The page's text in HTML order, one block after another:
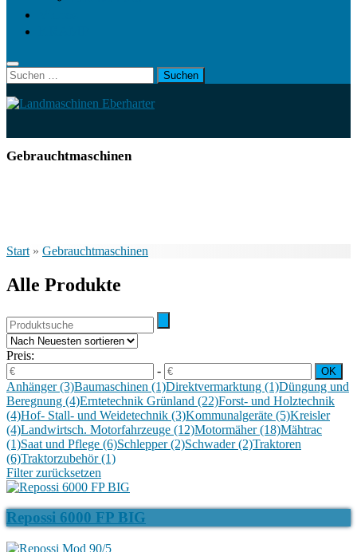
Suchen
nach:
Gebrauchtmaschinen
Start » Gebrauchtmaschinen
Alle Produkte
Preis:
-
Anhänger(3)Baumaschinen (1)Direktvermarktung (1)Düngung und
Beregnung (4)Erntetechnik Grünland (22)Forst- und Holztechnik
(4)Hof- Stall- und Weidetechnik (3)Kommunalgeräte (5)Kreisler
(4)Landwirtsch. Motorfahrzeuge (12)Motormäher(18)Mähtrac
(1)Saat und Pflege (6)Schlepper(2)Schwader(2)Traktoren
(6)Traktorzubehör(1)
Filter zurücksetzen
Repossi 6000 FP BIG